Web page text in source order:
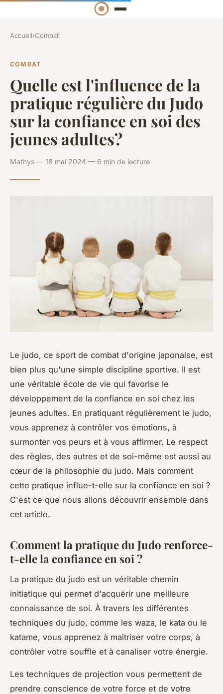
Accueil›Combat
COMBAT
Quelle est l'influence de la
pratique régulière du Judo
sur la confiance en soi des
jeunes adultes?
Mathys — 18 mai 2024 — 6 min de lecture
Le judo, ce sport de combat d'origine japonaise, est
bien plus qu'une simple discipline sportive. Il est
une véritable école de vie qui favorise le
développement de la confiance en soi chez les
jeunes adultes. En pratiquant régulièrement le judo,
vous apprenez à contrôler vos émotions, à
surmonter vos peurs et à vous affirmer. Le respect
des règles, des autres et de soi-même est aussi au
cœur de la philosophie du judo. Mais comment
cette pratique influe-t-elle sur la confiance en soi ?
C'est ce que nous allons découvrir ensemble dans
cet article.
Comment la pratique du Judo renforce-
t-elle la confiance en soi ?
La pratique du judo est un véritable chemin
initiatique qui permet d'acquérir une meilleure
connaissance de soi. À travers les différentes
techniques du judo, comme les waza, le kata ou le
katame, vous apprenez à maitriser votre corps, à
contrôler votre souffle et à canaliser votre énergie.
Les techniques de projection vous permettent de
prendre conscience de votre force et de votre